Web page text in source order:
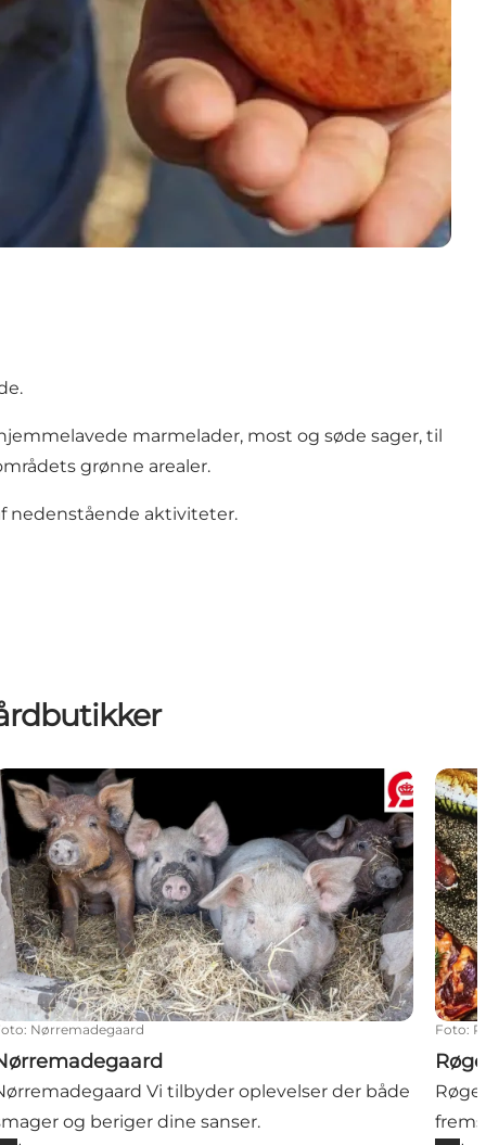
marmelader, most og søde sager, til
grønne arealer.
nedenstående aktiviteter.
: Nørremadegaard
Vi tilbyder oplevelser der både
og beriger dine sanser.
Foto: